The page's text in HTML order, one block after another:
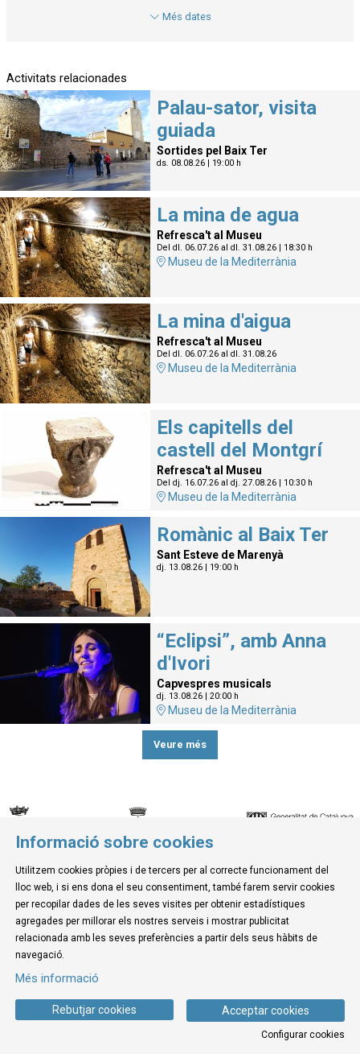
Més dates
Activitats relacionades
Palau-sator, visita
guiada
Sortides pel Baix Ter
ds. 08.08.26| 19:00 h
La mina de agua
Refresca't al Museu
Del dl. 06.07.26al dl. 31.08.26| 18:30 h
Museu de la Mediterrània
La mina d'aigua
Refresca't al Museu
Del dl. 06.07.26al dl. 31.08.26
Museu de la Mediterrània
Els capitells del
castell del Montgrí
Refresca't al Museu
Del dj. 16.07.26al dj. 27.08.26| 10:30 h
Museu de la Mediterrània
Romànic al Baix Ter
Sant Esteve de Marenyà
dj. 13.08.26| 19:00 h
“Eclipsi”, amb Anna
d'Ivori
Capvespres musicals
dj. 13.08.26| 20:00 h
Museu de la Mediterrània
Veure més
© Museu de la Mediterrània
C. d'Ullà, 27-31 | 17257 Torroella de Montgrí
Tel. 972 755 180 a/e: info@museudelamediterrania.cat
Sitemap |
Informació sobre cookies
Utilitzem cookies pròpies i de tercers per al correcte funcionament del
lloc web, i si ens dona el seu consentiment, també farem servir cookies
per recopilar dades de les seves visites per obtenir estadístiques
agregades per millorar els nostres serveis i mostrar publicitat
relacionada amb les seves preferències a partir dels seus hàbits de
navegació.
Més informació
Acceptar cookies
Rebutjar cookies
Configurar cookies